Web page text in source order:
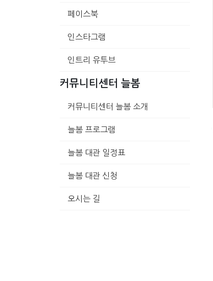
페이스북
인스타그램
인트리 유투브
커뮤니티센터 늘봄
커뮤니티센터 늘봄 소개
늘봄 프로그램
늘봄 대관 일정표
늘봄 대관 신청
오시는 길